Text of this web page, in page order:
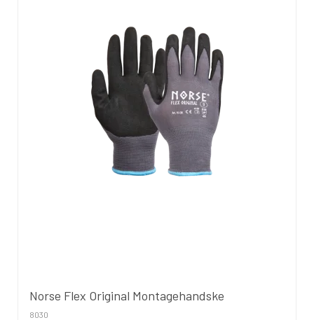
Norse Flex Original Montagehandske
8030